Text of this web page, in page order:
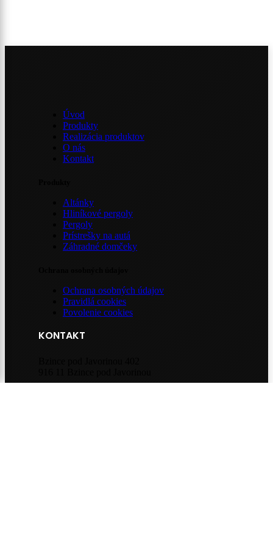
Úvod
Produkty
Realizácia produktov
O nás
Kontakt
Altánky
Hliníkové pergoly
Pergoly
Prístrešky na autá
Záhradné domčeky
Ochrana osobných údajov
Pravidlá cookies
Povolenie cookies
KONTAKT